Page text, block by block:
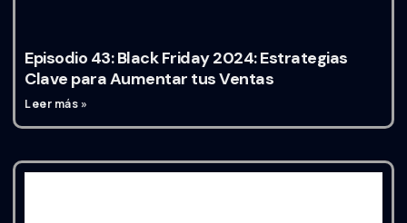
Episodio 43: Black Friday 2024: Estrategias
Clave para Aumentar tus Ventas
Leer más »